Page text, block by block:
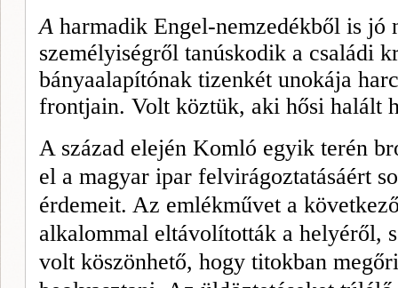
A harmadik Engel-nemzedékből is jó
személyiségről tanúskodik a családi
bányaalapítónak tizenkét unokája
frontjain. Volt köztük, aki hő­si halált
A század elején Komló egyik te­rén
el a magyar ipar felvirágoztatásáért
érdemeit. Az emlékművet a
alkalommal eltávolították a helyéről,
volt köszönhető, hogy titokban